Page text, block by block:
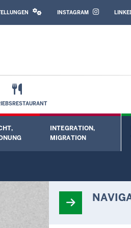
MEDIA
INSTAGRAM
öffnen Untermenü öffnen
INTEGRATION,
MIGRATION